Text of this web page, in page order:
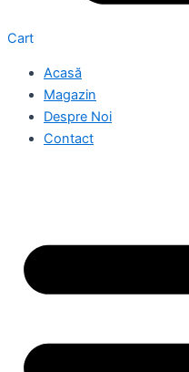
Cart
Acasă
Magazin
Despre Noi
Contact